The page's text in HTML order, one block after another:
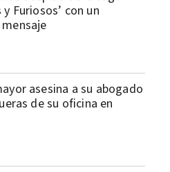
y Furiosos’ con un
asesina a su abogado
de su oficina en